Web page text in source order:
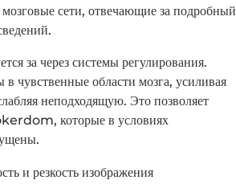
сети, отвечающие за подробный
за через системы регулирования.
чувственные области мозга, усиливая
неподходящую. Это позволяет
которые в условиях
и резкость изображения